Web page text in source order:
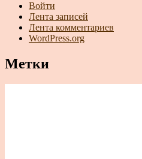
Войти
Лента записей
Лента комментариев
WordPress.org
Метки